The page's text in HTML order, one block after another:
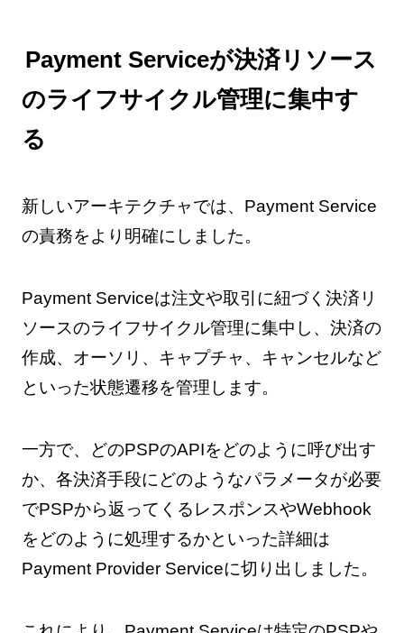
Payment Serviceが決済リソース
のライフサイクル管理に集中す
る
新しいアーキテクチャでは、Payment Service
の責務をより明確にしました。
Payment Serviceは注文や取引に紐づく決済リ
ソースのライフサイクル管理に集中し、決済の
作成、オーソリ、キャプチャ、キャンセルなど
といった状態遷移を管理します。
一方で、どのPSPのAPIをどのように呼び出す
か、各決済手段にどのようなパラメータが必要
でPSPから返ってくるレスポンスやWebhook
をどのように処理するかといった詳細は
Payment Provider Serviceに切り出しました。